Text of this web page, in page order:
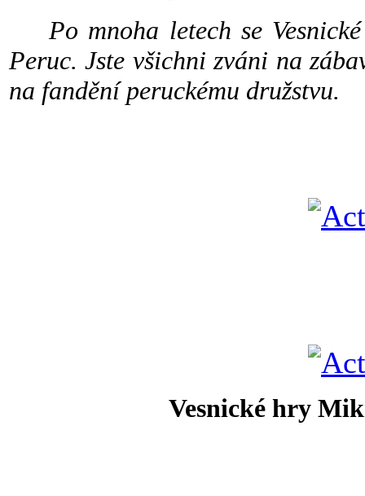
Po mnoha letech se
Peruc. Jste všichni zváni na
na fandění peruckému družstvu.
Vesnické hry